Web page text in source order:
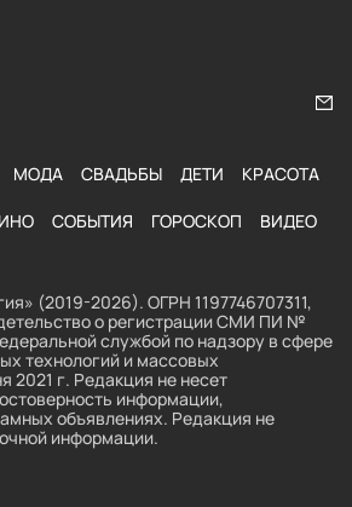
МОДА СВАДЬБЫ ДЕТИ КРАСОТА
СОБЫТИЯ ГОРОСКОП ВИДЕО
(2019-2026). ОГРН 1197746707311,
о регистрации СМИ ПИ №
службой по надзору в сфере
технологий и массовых
2021 г. Редакция не несет
информации,
объявлениях. Редакция не
информации.